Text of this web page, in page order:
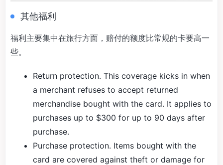
其他福利
福利主要集中在旅行方面，赔付的额度比常规的卡要高一
些。
Return protection. This coverage kicks in when
a merchant refuses to accept returned
merchandise bought with the card. It applies to
purchases up to $300 for up to 90 days after
purchase.
Purchase protection. Items bought with the
card are covered against theft or damage for